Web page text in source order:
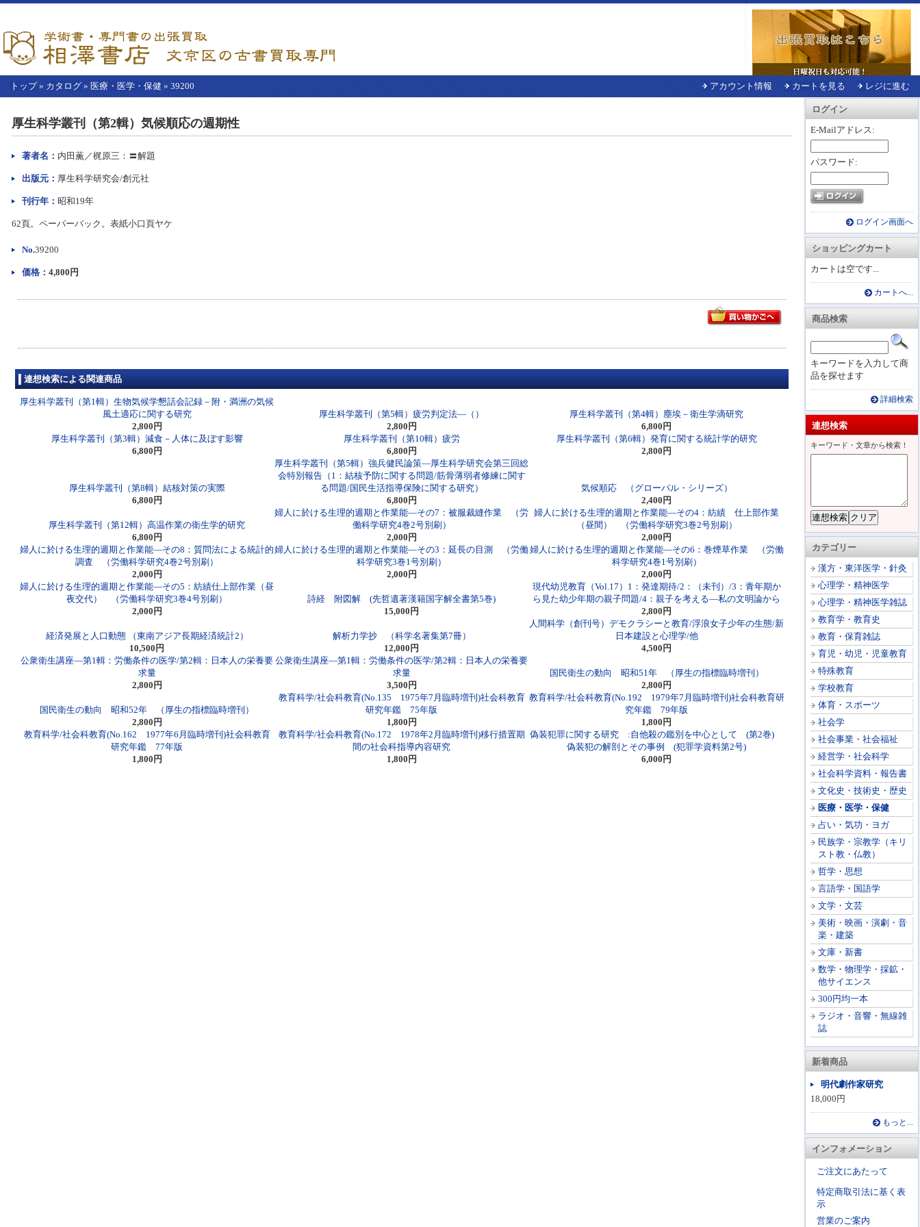
トップ» カタログ » 医療・医学・保健 » 39200 アカウント情報 カートを見る レジに進む
ログイン
E-Mailアドレス:
パスワード:
ログイン画面へ
ショッピングカート
カートは空です...
カートへ...
商品検索
キーワードを入力して商
品を探せます
詳細検索
連想検索
キーワード・文章から検索！
カテゴリー
漢方・東洋医学・針灸
心理学・精神医学
心理学・精神医学雑誌
教育学・教育史
教育・保育雑誌
育児・幼児・児童教育
特殊教育
学校教育
体育・スポーツ
社会学
社会事業・社会福祉
経営学・社会科学
社会科学資料・報告書
文化史・技術史・歴史
医療・医学・保健
占い・気功・ヨガ
民族学・宗教学（キリ
スト教・仏教）
哲学・思想
言語学・国語学
文学・文芸
美術・映画・演劇・音
楽・建築
文庫・新書
数学・物理学・採鉱・
他サイエンス
300円均一本
ラジオ・音響・無線雑
誌
新着商品
明代劇作家研究
18,000円
もっと...
インフォメーション
ご注文にあたって
特定商取引法に基く表
示
営業のご案内
か
本
厚生科学叢刊（第2輯）気候順応の週期性
著者名： 内田薫／梶原三：〓解題
出版元： 厚生科学研究会/創元社
刊行年： 昭和19年
62頁。ペーパーバック。表紙小口頁ヤケ
No.39200
価格： 4,800円
連想検索による関連商品
厚生科学叢刊（第1輯）生物気候学懇話会記録－附・満洲の気候
風土適応に関する研究
2,800円
厚生科学叢刊（第5輯）疲労判定法―（）
2,800円
厚生科学叢刊（第4輯）塵埃－衛生学滴研究
6,800円
厚生科学叢刊（第3輯）減食－人体に及ぼす影響
6,800円
厚生科学叢刊（第10輯）疲労
6,800円
厚生科学叢刊（第6輯）発育に関する統計学的研究
2,800円
厚生科学叢刊（第8輯）結核対策の実際
6,800円
厚生科学叢刊（第5輯）強兵健民論策―厚生科学研究会第三回総
会特別報告（1：結核予防に関する問題/筋骨薄弱者修練に関す
る問題/国民生活指導保険に関する研究）
6,800円
気候順応 （グローバル・シリーズ）
2,400円
厚生科学叢刊（第12輯）高温作業の衛生学的研究
6,800円
婦人に於ける生理的週期と作業能―その7：被服裁縫作業 （労
働科学研究4巻2号別刷）
2,000円
婦人に於ける生理的週期と作業能―その4：紡績 仕上部作業
（昼間） （労働科学研究3巻2号別刷）
2,000円
婦人に於ける生理的週期と作業能―その8：質問法による統計的
調査 （労働科学研究4巻2号別刷）
2,000円
婦人に於ける生理的週期と作業能―その3：延長の目測 （労働
科学研究3巻1号別刷）
2,000円
婦人に於ける生理的週期と作業能―その6：巻煙草作業 （労働
科学研究4巻1号別刷）
2,000円
婦人に於ける生理的週期と作業能―その5：紡績仕上部作業（昼
夜交代） （労働科学研究3巻4号別刷）
2,000円
詩経 附図解 (先哲遺著漢籍国字解全書第5巻)
15,000円
現代幼児教育（Vol.17）1：発達期待/2：（未刊）/3：青年期か
ら見た幼少年期の親子問題/4：親子を考える―私の文明論から
2,800円
経済発展と人口動態 （東南アジア長期経済統計2）
10,500円
解析力学抄 （科学名著集第7冊）
12,000円
人間科学（創刊号）デモクラシーと教育/浮浪女子少年の生態/新
日本建設と心理学/他
4,500円
公衆衛生講座―第1輯：労働条件の医学/第2輯：日本人の栄養要
求量
2,800円
公衆衛生講座―第1輯：労働条件の医学/第2輯：日本人の栄養要
求量
3,500円
国民衛生の動向 昭和51年 （厚生の指標臨時増刊）
2,800円
国民衛生の動向 昭和52年 （厚生の指標臨時増刊）
2,800円
教育科学/社会科教育(No.135 1975年7月臨時増刊)社会科教育
研究年鑑 75年版
1,800円
教育科学/社会科教育(No.192 1979年7月臨時増刊)社会科教育研
究年鑑 79年版
1,800円
教育科学/社会科教育(No.162 1977年6月臨時増刊)社会科教育
研究年鑑 77年版
1,800円
教育科学/社会科教育(No.172 1978年2月臨時増刊)移行措置期
間の社会科指導内容研究
1,800円
偽装犯罪に関する研究 :自他殺の鑑別を中心として (第2巻)
偽装犯の解剖とその事例 (犯罪学資料第2号)
6,000円